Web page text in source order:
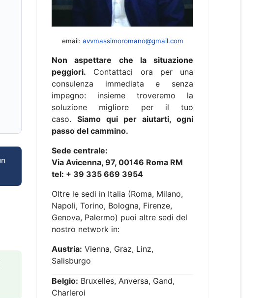
email: avvmassimoromano@gmail.com
Non aspettare che la situazione
peggiori. Contattaci ora per una
consulenza immediata e senza
impegno: insieme troveremo la
soluzione migliore per il tuo
caso. Siamo qui per aiutarti, ogni
passo del cammino.
Sede centrale:
Via Avicenna, 97, 00146 Roma RM
tel: + 39 335 669 3954
Oltre le sedi in Italia (Roma, Milano,
Napoli, Torino, Bologna, Firenze,
Genova, Palermo) puoi altre sedi del
nostro network in:
Austria: Vienna, Graz, Linz,
Salisburgo
Belgio: Bruxelles, Anversa, Gand,
Charleroi